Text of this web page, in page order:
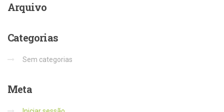
Arquivo
Categorias
Sem categorias
Meta